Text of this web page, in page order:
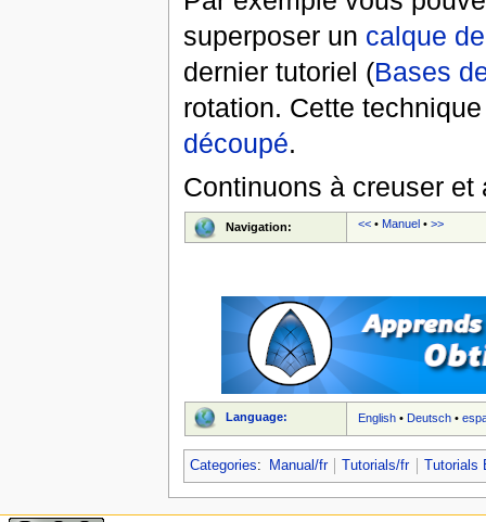
superposer un calque
dernier tutoriel (Bases
rotation. Cette
découpé.
Continuons à creuser
Navigation: << •Manuel •>>
Language: English •Deutsch •
Categories: Manual/fr Tutorials/fr